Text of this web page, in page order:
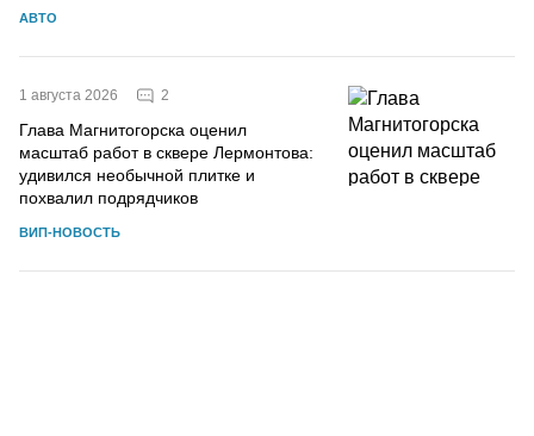
АВТО
1 августа 2026 2
Глава Магнитогорска оценил
масштаб работ в сквере Лермонтова:
удивился необычной плитке и
похвалил подрядчиков
ВИП-НОВОСТЬ